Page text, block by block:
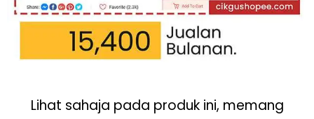
Lihat sahaja pada produk ini, memang